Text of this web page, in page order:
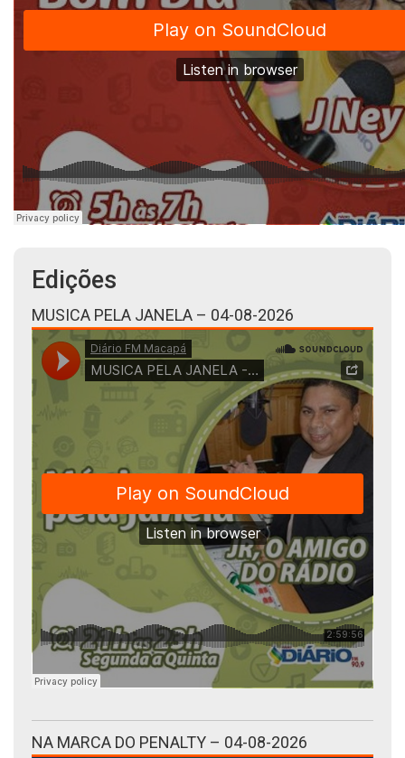
Edições
MUSICA PELA JANELA – 04-08-2026
NA MARCA DO PENALTY – 04-08-2026